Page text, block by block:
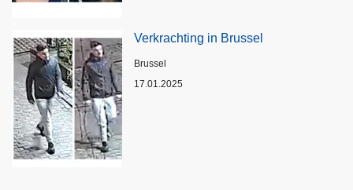
Verkrachting in Brussel
Plaats
Brussel
17.01.2025